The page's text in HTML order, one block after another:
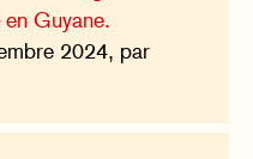
Guyane.
2024, par